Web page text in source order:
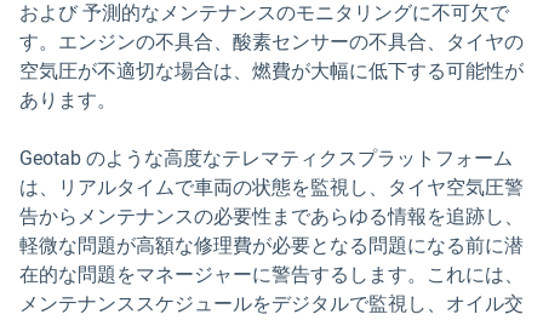
および 予測的なメンテナンスのモニタリングに不可欠で
す。エンジンの不具合、酸素センサーの不具合、タイヤの
空気圧が不適切な場合は、燃費が大幅に低下する可能性が
あります。
Geotab のような高度なテレマティクスプラットフォーム
は、リアルタイムで車両の状態を監視し、タイヤ空気圧警
告からメンテナンスの必要性まであらゆる情報を追跡し、
軽微な問題が高額な修理費が必要となる問題になる前に潜
在的な問題をマネージャーに警告するします。これには、
メンテナンススケジュールをデジタルで監視し、オイル交